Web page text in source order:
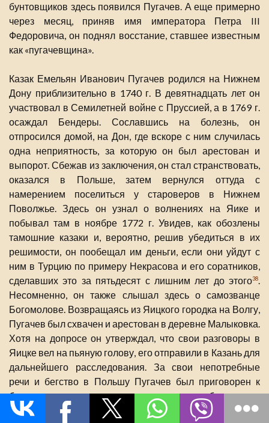
бунтовщиков здесь появился Пугачев. А еще примерно
через месяц, приняв имя императора Петра III
Федоровича, он поднял восстание, ставшее известным
как «пугачевщина».
Казак Емельян Иванович Пугачев родился на Нижнем
Дону приблизительно в 1740 г. В девятнадцать лет он
участвовал в Семилетней войне с Пруссией, а в 1769 г.
осаждал Бендеры. Сославшись на болезнь, он
отпросился домой, на Дон, где вскоре с ним случилась
одна неприятность, за которую он был арестован и
выпорот. Сбежав из заключения, он стал странствовать,
оказался в Польше, затем вернулся оттуда с
намерением поселиться у староверов в Нижнем
Поволжье. Здесь он узнал о волнениях на Яике и
побывал там в ноябре 1772 г. Увидев, как обозлены
тамошние казаки и, вероятно, решив убедиться в их
решимости, он пообещал им деньги, если они уйдут с
ним в Турцию по примеру Некрасова и его соратников,
сделавших это за пятьдесят с лишним лет до этого38.
Несомненно, он также слышал здесь о самозванце
Богомолове. Возвращаясь из Яицкого городка на Волгу,
Пугачев был схвачен и арестован в деревне Малыковка.
Хотя на допросе он утверждал, что свои разговоры в
Яицке вел на пьяную голову, его отправили в Казань для
дальнейшего расследования. За свои непотребные
речи и бегство в Польшу Пугачев был приговорен к
битью кнутом и каторжным работам в
западносибирском Пелыме. Этот приговор был лично